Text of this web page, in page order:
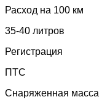
Расход на 100 км
35-40 литров
Регистрация
ПТС
Снаряженная масса